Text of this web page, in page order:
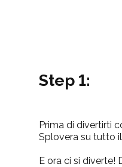
Step 1:
Prima di divertirti
Splovera su tutto
E ora ci si